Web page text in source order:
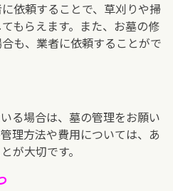
依頼することで、草刈りや掃
もらえます。また、お墓の修
も、業者に依頼することがで
る場合は、墓の管理をお願い
理方法や費用については、あ
が大切です。